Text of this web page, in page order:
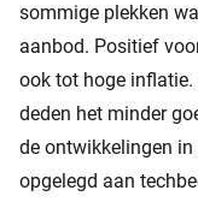
sommige plekken
aanbod. Positief
ook tot hoge
deden het minder
de ontwikkelingen in
opgelegd aan